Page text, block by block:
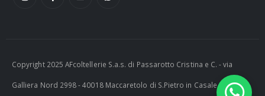
Copyright 2025 AFcoltellerie S.a.s. di Passarotto Cristina e C. - via
Galliera Nord 2998 - 40018 Maccaretolo di S.Pietro in Casale (BO) -